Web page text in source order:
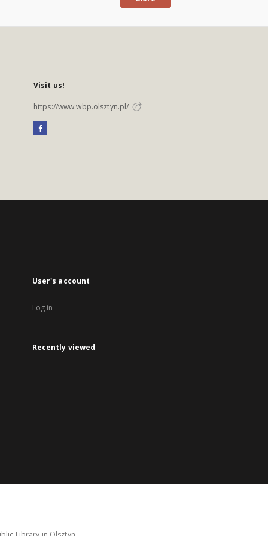
Visit us!
https://www.wbp.olsztyn.pl/
User's account
Log in
Recently viewed